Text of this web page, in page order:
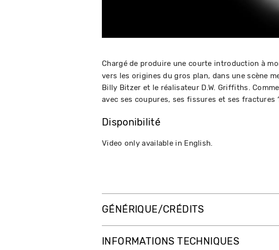
Chargé de produire une courte introduction à
vers les origines du gros plan, dans une scène
Billy Bitzer et le réalisateur D.W. Griffiths.
avec ses coupures, ses fissures et ses fractures
Disponibilité
Video only available in English.
GÉNÉRIQUE/CRÉDITS
INFORMATIONS TECHNIQUES